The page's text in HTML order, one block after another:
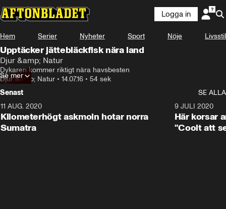
Logga in
Hem Serier Nyheter Sport Nöje Livsstil
Upptäcker jättebläckfisk nära land
Djur &amp; Natur
Dykaren kommer riktigt nära havsbesten
Djur &amp; Natur • 14.07.16 • 54 sek
Se mer
Senast
SE ALLA
11 AUG. 2020
Kilometerhögt askmoln hotar norra
Sumatra
9 JULI 2020
Här korsar
"Coolt att